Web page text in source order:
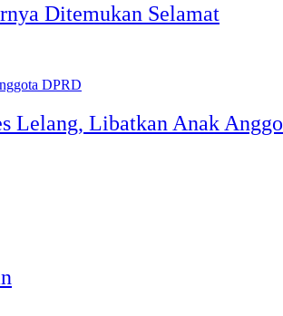
Ditemukan Selamat
Lelang, Libatkan Anak